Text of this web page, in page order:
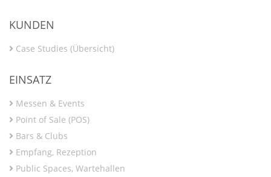
KUNDEN
Case Studies (Übersicht)
EINSATZ
Messen & Events
Point of Sale (POS)
Bars & Clubs
Empfang, Rezeption
Public Spaces, Wartehallen